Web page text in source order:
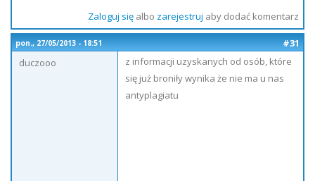
Zaloguj sięalbo zarejestruj aby dodać komentarz
pon., 27/05/2013 - 18:51
#31
duczooo
z informacji uzyskanych od osób, które
się już broniły wynika że nie ma u nas
antyplagiatu